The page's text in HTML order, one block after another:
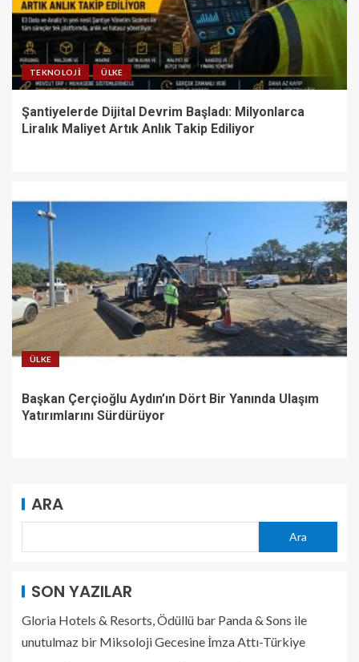
TEKNOLOJI ÜLKE
Şantiyelerde Dijital Devrim Başladı: Milyonlarca
Liralık Maliyet Artık Anlık Takip Ediliyor
ÜLKE
Başkan Çerçioğlu Aydın’ın Dört Bir Yanında Ulaşım
Yatırımlarını Sürdürüyor
ARA
Ara
SON YAZILAR
Gloria Hotels & Resorts, Ödüllü bar Panda & Sons ile
unutulmaz bir Miksoloji Gecesine İmza Attı-Türkiye